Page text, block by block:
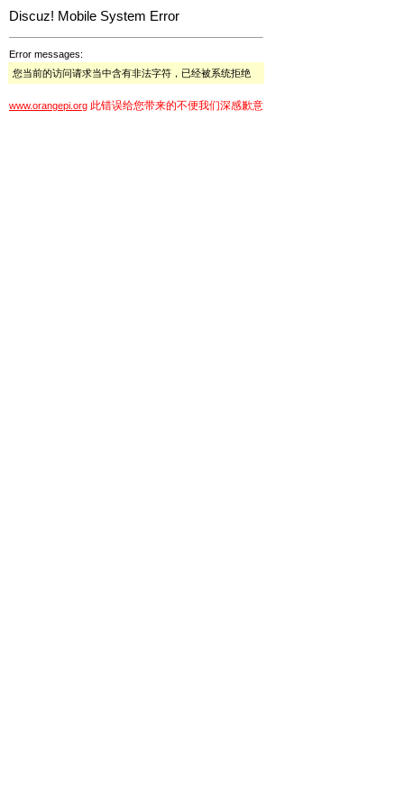
Discuz! Mobile System Error
Error messages:
您当前的访问请求当中含有非法字符，已经被系统拒绝
www.orangepi.org 此错误给您带来的不便我们深感歉意